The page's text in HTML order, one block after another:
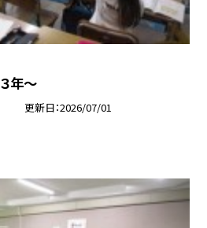
年～
更新日 2026/07/01